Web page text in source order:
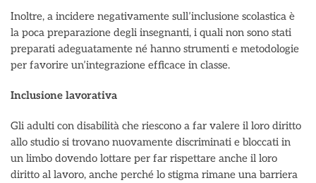
Inoltre, a incidere negativamente sull’inclusione scolastica è
la poca preparazione degli insegnanti, i quali non sono stati
preparati adeguatamente né hanno strumenti e metodologie
per favorire un’integrazione efficace in classe.
Inclusione lavorativa
Gli adulti con disabilità che riescono a far valere il loro diritto
allo studio si trovano nuovamente discriminati e bloccati in
un limbo dovendo lottare per far rispettare anche il loro
diritto al lavoro, anche perché lo stigma rimane una barriera